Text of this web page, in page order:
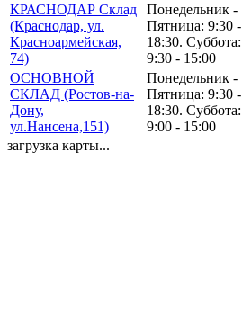
КРАСНОДАР Склад
(Краснодар, ул.
Красноармейская,
74)
Понедельник -
Пятница: 9:30 -
18:30. Суббота:
9:30 - 15:00
ОСНОВНОЙ
СКЛАД (Ростов-на-
Дону,
ул.Нансена,151)
Понедельник -
Пятница: 9:30 -
18:30. Суббота:
9:00 - 15:00
загрузка карты...